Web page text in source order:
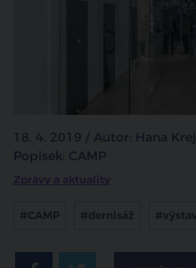
18. 4. 2019 / Autor: Hana
Popisek: CAMP
Zprávy a aktuality
#CAMP #dernisáž